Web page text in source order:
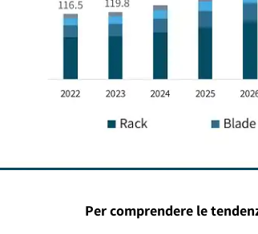
Per comprendere le